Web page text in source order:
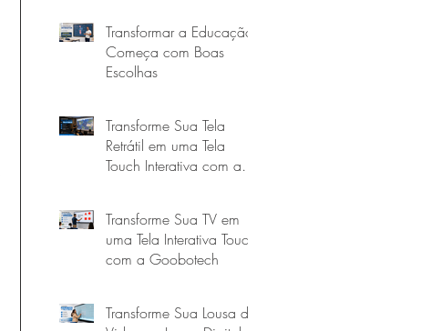
Transformar a Educação
Começa com Boas
Escolhas
Transforme Sua Tela
Retrátil em uma Tela
Touch Interativa com a
Transforme Sua TV em
uma Tela Interativa Touch
com a Goobotech
Transforme Sua Lousa de